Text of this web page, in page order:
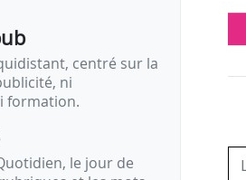
centré sur la
ni
formation.
le jour de